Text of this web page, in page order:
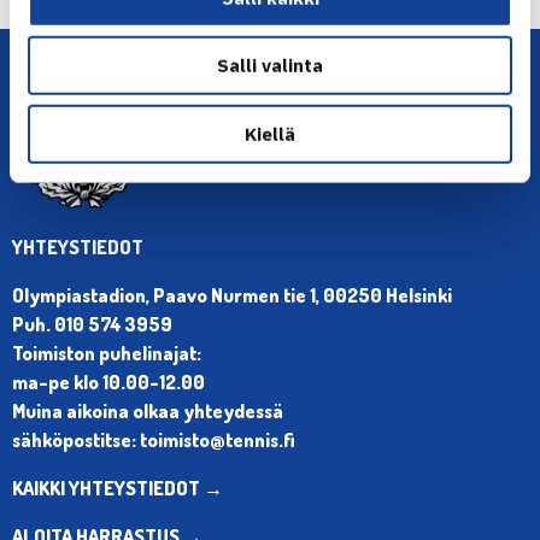
Salli valinta
Kiellä
YHTEYSTIEDOT
Olympiastadion, Paavo Nurmen tie 1, 00250 Helsinki
Puh. 010 574 3959
Toimiston puhelinajat:
ma-pe klo 10.00-12.00
Muina aikoina olkaa yhteydessä
sähköpostitse: toimisto@tennis.fi
KAIKKI YHTEYSTIEDOT →